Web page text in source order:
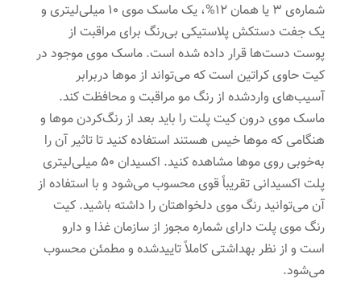
شماره‌ی 3 یا همان 12%، یک ماسک ‌موی 10 میلی‌لیتری و
یک جفت دستکش پلاستیکی بی‌رنگ برای مراقبت از
پوست دست‌ها قرار داده شده است. ماسک موی موجود در
کیت حاوی کراتین است که می‌تواند از موها دربرابر
آسیب‌های واردشده از رنگ مو مراقبت و محافظت کند.
ماسک موی درون کیت پلت را باید بعد از رنگ‌کردن موها و
هنگامی که موها خیس هستند استفاده کنید تا تاثیر آن را
به‌خوبی روی موها مشاهده کنید. اکسیدان 50 میلی‌لیتری
پلت اکسیدانی تقریباً قوی محسوب می‌شود و با استفاده از
آن می‌توانید رنگ موی دلخواهتان را داشته باشید. کیت
رنگ موی پلت دارای شماره مجوز از سازمان غذا و دارو
است و از نظر بهداشتی کاملاً تاییدشده و مطمئن محسوب
می‌شود.